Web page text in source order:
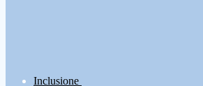
Inclusione